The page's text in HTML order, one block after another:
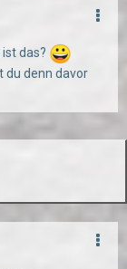
das?
du denn davor